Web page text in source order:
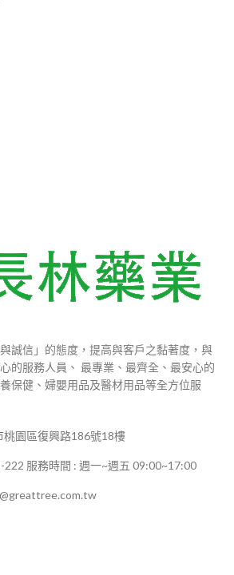
誠信」的態度，提高與客戶之黏著度，與
的服務人員、 最專業、最齊全、最安心的
保健、婦嬰用品及醫材用品等全方位服
桃園區復興路186號18樓
服務時間 : 週一~週五 09:00~17:00